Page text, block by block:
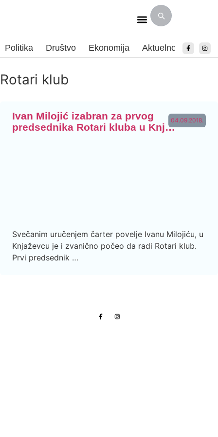
Politika Društvo Ekonomija Aktuelnosti Sport
Rotari klub
04.09.2018.
Ivan Milojić izabran za prvog
predsednika Rotari kluba u Knj…
Svečanim uručenjem čarter povelje Ivanu Milojiću, u
Knjaževcu je i zvanično počeo da radi Rotari klub.
Prvi predsednik …